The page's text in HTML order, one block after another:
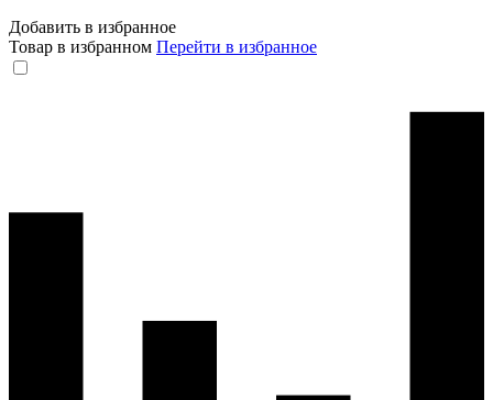
Добавить в избранное
Товар в избранном Перейти в избранное